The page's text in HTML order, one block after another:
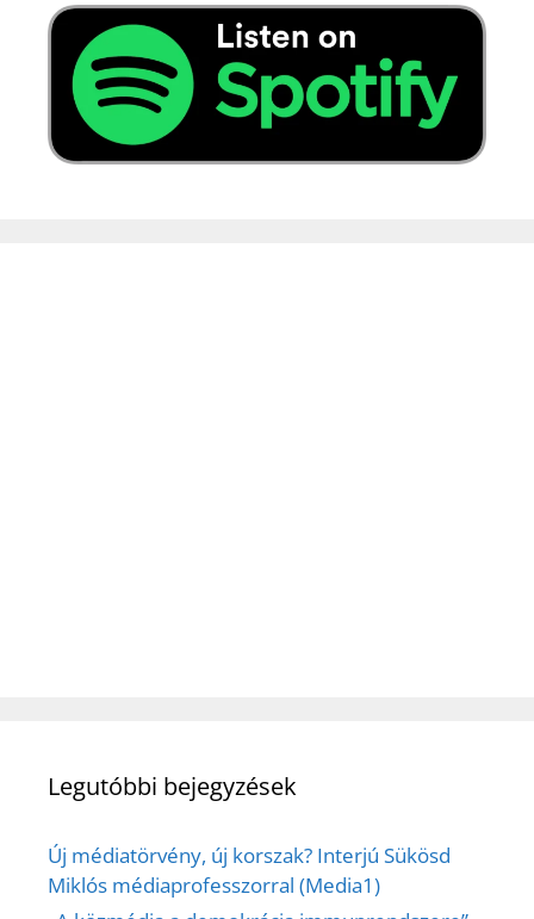
Legutóbbi bejegyzések
Új médiatörvény, új korszak? Interjú Sükösd
Miklós médiaprofesszorral (Media1)